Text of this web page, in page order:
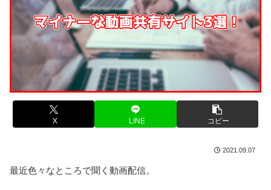
X LINE コピー
2021.09.07
最近色々なところで聞く動画配信。